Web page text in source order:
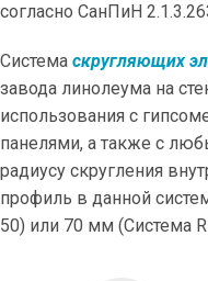
согласно СанПиН
Система скругляющих
завода линолеума на
использования с
панелями, а также с
радиусу скругления
профиль в данной
50) или 70 мм (Система